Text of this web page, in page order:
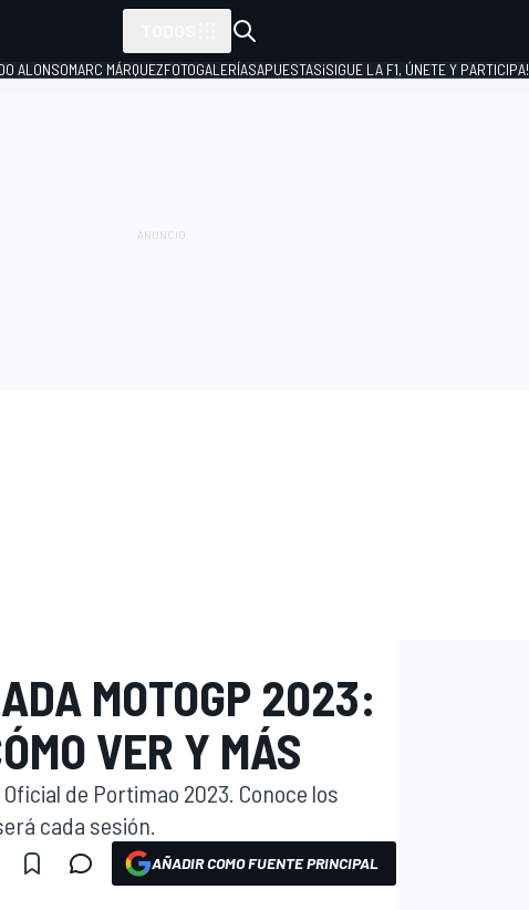
ALONSOMARC MÁRQUEZFOTOGALERÍASAPUESTAS¡SIGUE LA F1, ÚNETE Y PARTICIPA!
MOTOGP 2023:
VER Y MÁS
de Portimao 2023. Conoce los
cada sesión.
AÑADIR COMO FUENTE PRINCIPAL